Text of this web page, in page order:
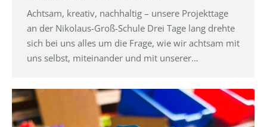
Achtsam, kreativ, nachhaltig – unsere Projekttage
an der Nikolaus-Groß-Schule Drei Tage lang drehte
sich bei uns alles um die Frage, wie wir achtsam mit
uns selbst, miteinander und mit unserer…